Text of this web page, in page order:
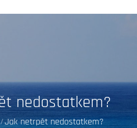
nedostatkem?
Jak netrpět nedostatkem?